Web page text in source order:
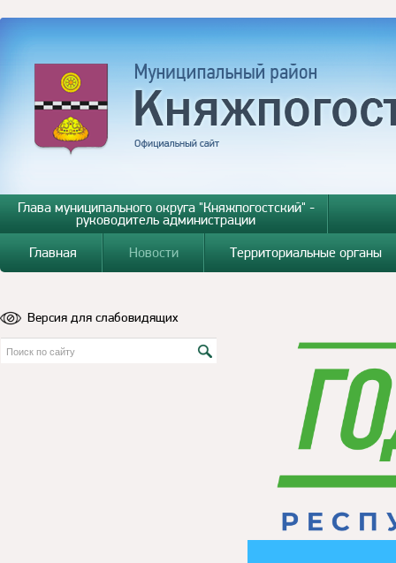
Глава муниципального округа "Княжпогостский" -
руководитель администрации
Главная
Новости Территориальные органы
Версия для слабовидящих